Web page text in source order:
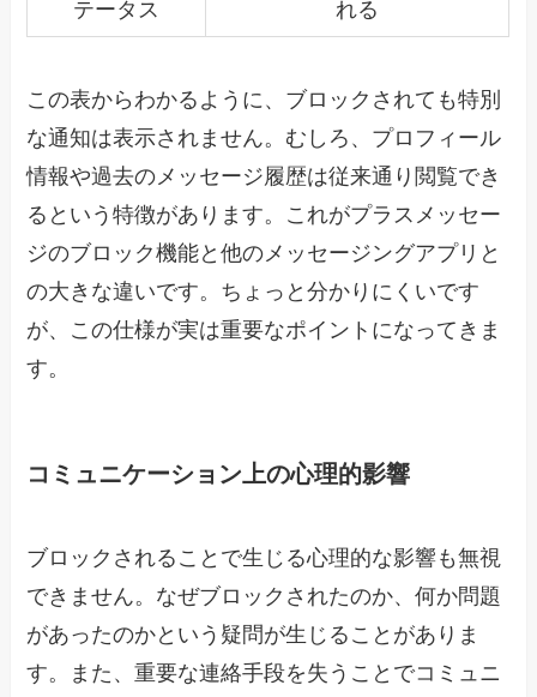
テータス
れる
この表からわかるように、ブロックされても特別
な通知は表示されません。むしろ、プロフィール
情報や過去のメッセージ履歴は従来通り閲覧でき
るという特徴があります。これがプラスメッセー
ジのブロック機能と他のメッセージングアプリと
の大きな違いです。ちょっと分かりにくいです
が、この仕様が実は重要なポイントになってきま
す。
コミュニケーション上の心理的影響
ブロックされることで生じる心理的な影響も無視
できません。なぜブロックされたのか、何か問題
があったのかという疑問が生じることがありま
す。また、重要な連絡手段を失うことでコミュニ